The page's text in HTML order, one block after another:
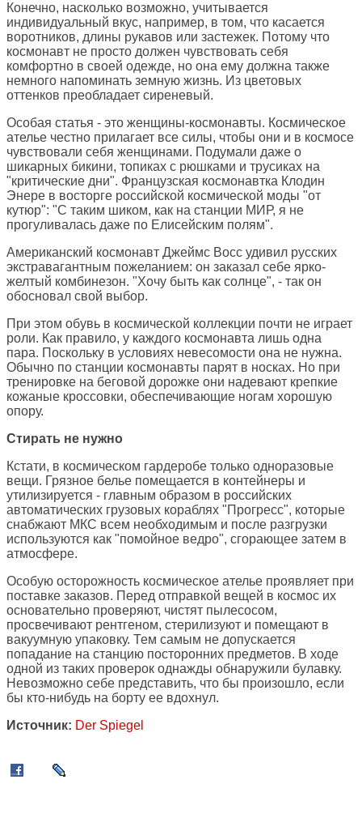
Конечно, насколько возможно, учитывается
индивидуальный вкус, например, в том, что касается
воротников, длины рукавов или застежек. Потому что
космонавт не просто должен чувствовать себя
комфортно в своей одежде, но она ему должна также
немного напоминать земную жизнь. Из цветовых
оттенков преобладает сиреневый.
Особая статья - это женщины-космонавты. Космическое
ателье честно прилагает все силы, чтобы они и в космосе
чувствовали себя женщинами. Подумали даже о
шикарных бикини, топиках с рюшками и трусиках на
"критические дни". Французская космонавтка Клодин
Энере в восторге российской космической моды "от
кутюр": "С таким шиком, как на станции МИР, я не
прогуливалась даже по Елисейским полям".
Американский космонавт Джеймс Восс удивил русских
экстравагантным пожеланием: он заказал себе ярко-
желтый комбинезон. "Хочу быть как солнце", - так он
обосновал свой выбор.
При этом обувь в космической коллекции почти не играет
роли. Как правило, у каждого космонавта лишь одна
пара. Поскольку в условиях невесомости она не нужна.
Обычно по станции космонавты парят в носках. Но при
тренировке на беговой дорожке они надевают крепкие
кожаные кроссовки, обеспечивающие ногам хорошую
опору.
Стирать не нужно
Кстати, в космическом гардеробе только одноразовые
вещи. Грязное белье помещается в контейнеры и
утилизируется - главным образом в российских
автоматических грузовых кораблях "Прогресс", которые
снабжают МКС всем необходимым и после разгрузки
используются как "помойное ведро", сгорающее затем в
атмосфере.
Особую осторожность космическое ателье проявляет при
поставке заказов. Перед отправкой вещей в космос их
основательно проверяют, чистят пылесосом,
просвечивают рентгеном, стерилизуют и помещают в
вакуумную упаковку. Тем самым не допускается
попадание на станцию посторонних предметов. В ходе
одной из таких проверок однажды обнаружили булавку.
Невозможно себе представить, что бы произошло, если
бы кто-нибудь на борту ее вдохнул.
Источник: Der Spiegel